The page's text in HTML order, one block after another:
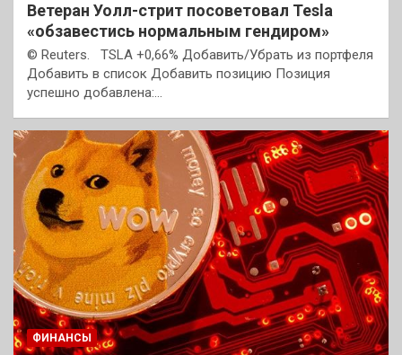
Ветеран Уолл-стрит посоветовал Tesla
«обзавестись нормальным гендиром»
© Reuters. TSLA +0,66% Добавить/Убрать из портфеля
Добавить в список Добавить позицию Позиция
успешно добавлена:…
ФИНАНСЫ